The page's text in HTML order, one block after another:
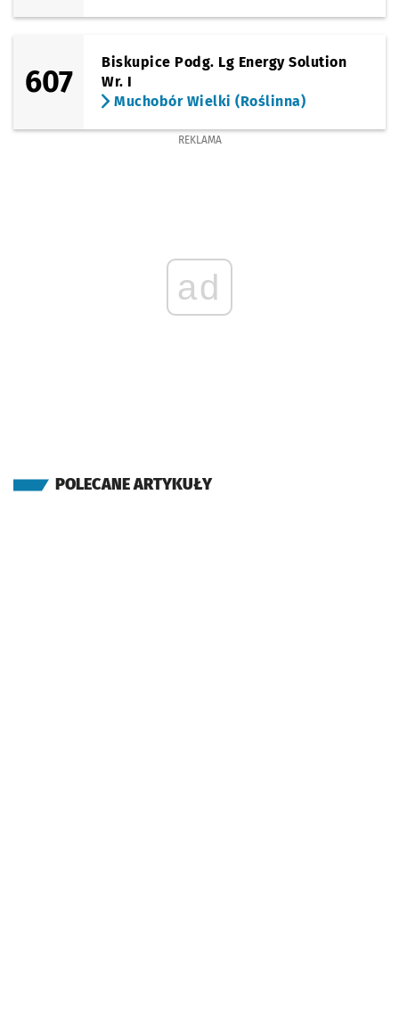
607
Biskupice Podg. Lg Energy Solution
Wr. I
Muchobór Wielki (Roślinna)
REKLAMA
ad
POLECANE ARTYKUŁY